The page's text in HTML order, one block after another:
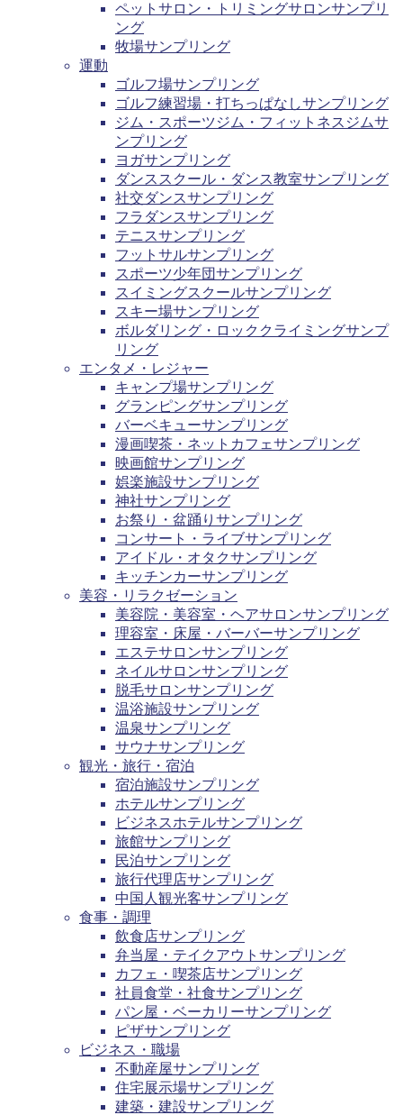
ペットサロン・トリミングサロンサンプリ
ング
牧場サンプリング
運動
ゴルフ場サンプリング
ゴルフ練習場・打ちっぱなしサンプリング
ジム・スポーツジム・フィットネスジムサ
ンプリング
ヨガサンプリング
ダンススクール・ダンス教室サンプリング
社交ダンスサンプリング
フラダンスサンプリング
テニスサンプリング
フットサルサンプリング
スポーツ少年団サンプリング
スイミングスクールサンプリング
スキー場サンプリング
ボルダリング・ロッククライミングサンプ
リング
エンタメ・レジャー
キャンプ場サンプリング
グランピングサンプリング
バーベキューサンプリング
漫画喫茶・ネットカフェサンプリング
映画館サンプリング
娯楽施設サンプリング
神社サンプリング
お祭り・盆踊りサンプリング
コンサート・ライブサンプリング
アイドル・オタクサンプリング
キッチンカーサンプリング
美容・リラクゼーション
美容院・美容室・ヘアサロンサンプリング
理容室・床屋・バーバーサンプリング
エステサロンサンプリング
ネイルサロンサンプリング
脱毛サロンサンプリング
温浴施設サンプリング
温泉サンプリング
サウナサンプリング
観光・旅行・宿泊
宿泊施設サンプリング
ホテルサンプリング
ビジネスホテルサンプリング
旅館サンプリング
民泊サンプリング
旅行代理店サンプリング
中国人観光客サンプリング
食事・調理
飲食店サンプリング
弁当屋・テイクアウトサンプリング
カフェ・喫茶店サンプリング
社員食堂・社食サンプリング
パン屋・ベーカリーサンプリング
ピザサンプリング
ビジネス・職場
不動産屋サンプリング
住宅展示場サンプリング
建築・建設サンプリング